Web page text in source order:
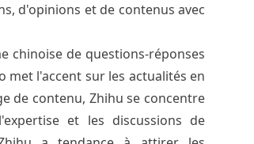
d'opinions et de contenus avec
chinoise de questions-réponses
met l'accent sur les actualités en
de contenu, Zhihu se concentre
et les discussions de